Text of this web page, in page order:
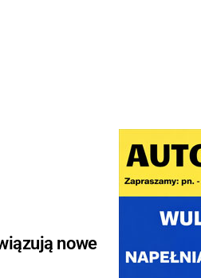
nowe